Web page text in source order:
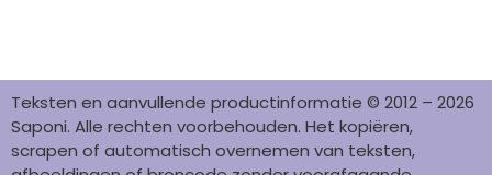
Teksten en aanvullende productinformatie © 2012 – 2026
Saponi. Alle rechten voorbehouden. Het kopiëren,
scrapen of automatisch overnemen van teksten,